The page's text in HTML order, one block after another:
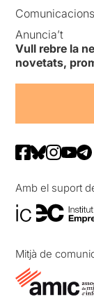
Anuncia’t
Vull rebre la
novetats,
Amb el suport
Mitjà de